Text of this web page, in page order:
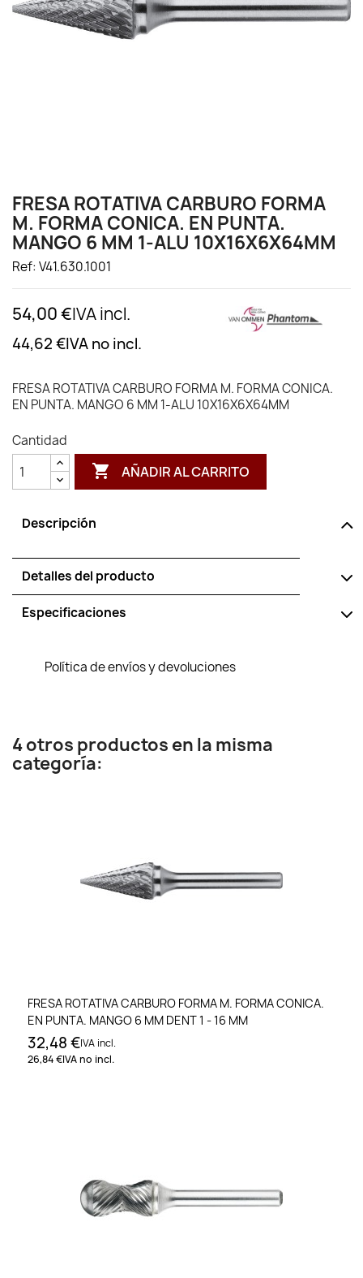
FRESA ROTATIVA CARBURO FORMA
M. FORMA CONICA. EN PUNTA.
MANGO 6 MM 1-ALU 10X16X6X64MM
Ref: V41.630.1001
54,00 €IVA incl.
44,62 €IVA no incl.
FRESA ROTATIVA CARBURO FORMA M. FORMA CONICA.
EN PUNTA. MANGO 6 MM 1-ALU 10X16X6X64MM
Cantidad
 AÑADIR AL CARRITO
Descripción
Detalles del producto
Especificaciones
Política de envíos y devoluciones
4 otros productos en la misma
categoría:
FRESA ROTATIVA CARBURO FORMA M. FORMA CONICA.
EN PUNTA. MANGO 6 MM DENT 1 - 16 MM
32,48 €IVA incl.
26,84 €IVA no incl.